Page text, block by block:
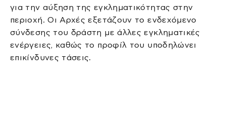
για την αύξηση της εγκληματικότητας στην
περιοχή. Οι Αρχές εξετάζουν το ενδεχόμενο
σύνδεσης του δράστη με άλλες εγκληματικές
ενέργειες, καθώς το προφίλ του υποδηλώνει
επικίνδυνες τάσεις.